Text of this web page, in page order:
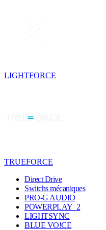
LIGHTFORCE
TRUEFORCE
Direct Drive
Switchs mécaniques
PRO-G AUDIO
POWERPLAY 2
LIGHTSYNC
BLUE VO!CE